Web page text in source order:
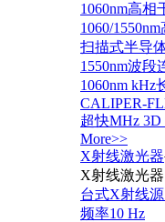
1060nm高相
1060/
扫描式半导
1550nm波段
1060nm
CALIPER-
超快MHz
More>>
X射线激光器
X射线激光器
台式X射线
频率10 Hz